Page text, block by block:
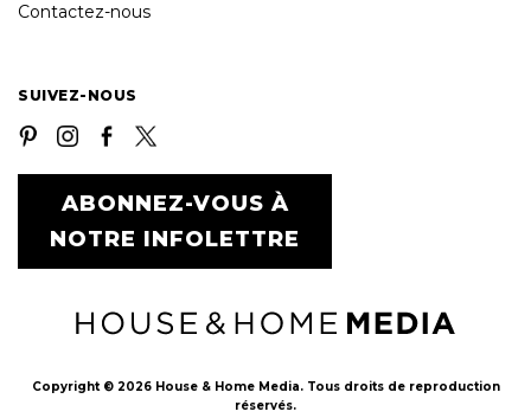
Contactez-nous
SUIVEZ-NOUS
ABONNEZ-VOUS À
NOTRE INFOLETTRE
Copyright © 2026 House & Home Media. Tous droits de reproduction
réservés.